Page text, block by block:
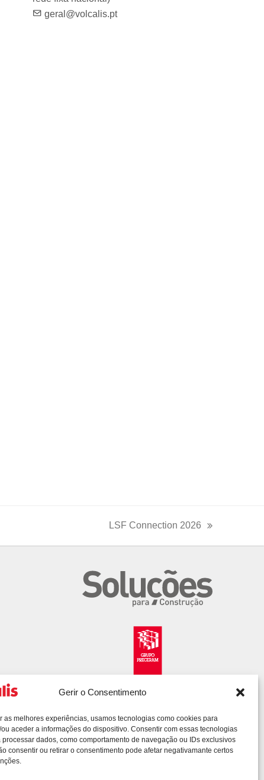
Gerir o Consentimento
as melhores experiências, usamos tecnologias como cookies para
aceder a informações do dispositivo. Consentir com essas tecnologias
processar dados, como comportamento de navegação ou IDs exclusivos
consentir ou retirar o consentimento pode afetar negativamante certos
geral@volcalis.pt
post:
LSF Connection 2026